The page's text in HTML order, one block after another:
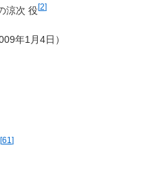
涼次 役[2]
年1月4日）
[61 ]